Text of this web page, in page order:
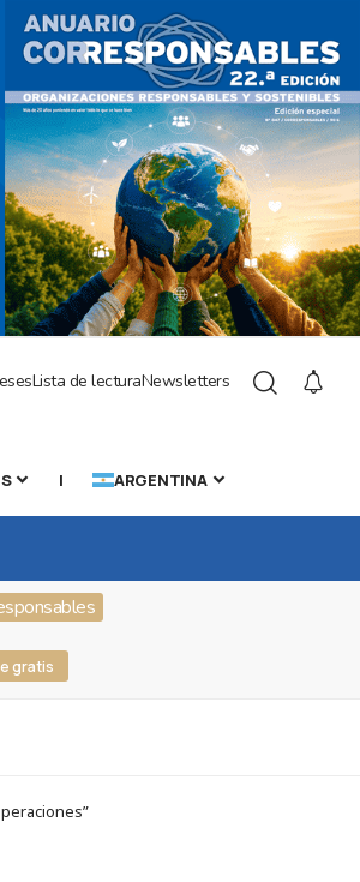
Lista de lecturaNewsletters
| ARGENTINA
gratis